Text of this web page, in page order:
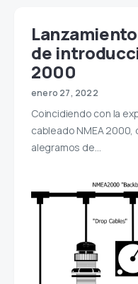
de
2000
enero 27, 2022
Coincidiendo con la
cableado NMEA 2000,
alegramos de…